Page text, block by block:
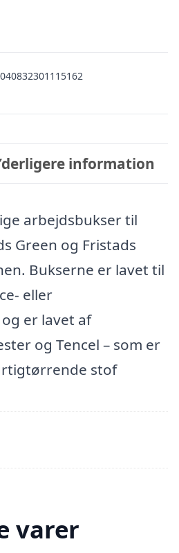
information
arbejdsbukser til
Green og Fristads
Bukserne er lavet til
eller
er lavet af
og Tencel – som er
stof
varer